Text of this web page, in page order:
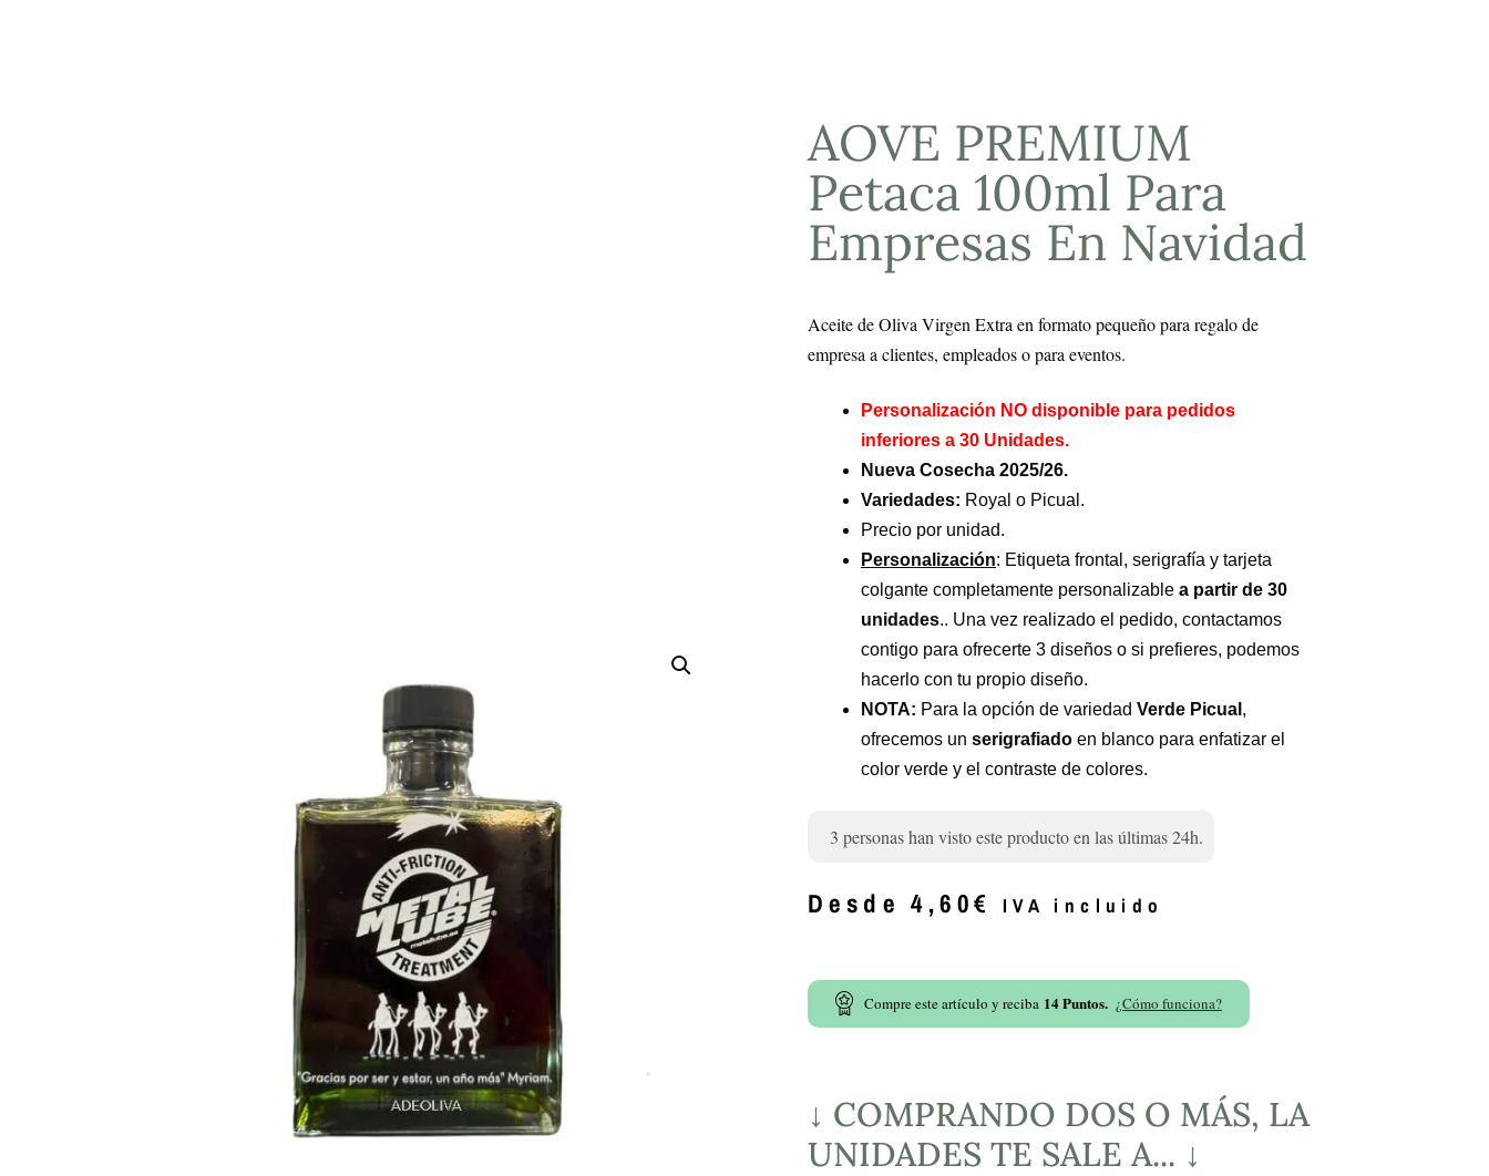
AOVE PREMIUM
Petaca 100ml Para
Empresas En Navidad
Aceite de Oliva Virgen Extra en formato pequeño para regalo de
empresa a clientes, empleados o para eventos.
Personalización NO disponible para pedidos
inferiores a 30 Unidades.
Nueva Cosecha 2025/26.
Variedades: Royal o Picual.
Precio por unidad.
Personalización: Etiqueta frontal, serigrafía y tarjeta
colgante completamente personalizable a partir de 30
unidades.. Una vez realizado el pedido, contactamos
contigo para ofrecerte 3 diseños o si prefieres, podemos
hacerlo con tu propio diseño.
NOTA: Para la opción de variedad Verde Picual ,
ofrecemos un serigrafiado en blanco para enfatizar el
color verde y el contraste de colores.
3 personas han visto este producto en las últimas 24h.
Desde4,60€ IVA incluido
Compre este artículo y reciba 14Puntos. ¿Cómo funciona?
↓ COMPRANDO DOS O MÁS, LA
UNIDADES TE SALE A... ↓